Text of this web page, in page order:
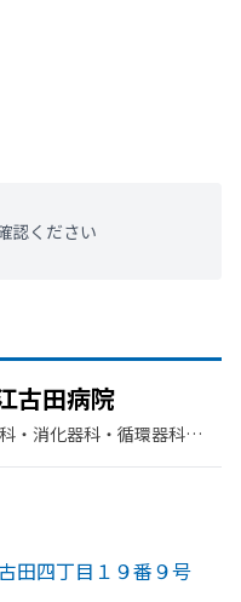
認ください
古田病院
・​消化器科・​循環器科・​
田四丁目１９番９号